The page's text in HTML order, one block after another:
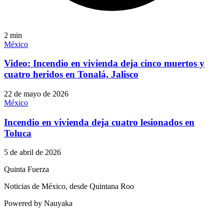
2 min
México
Video: Incendio en vivienda deja cinco muertos y
cuatro heridos en Tonalá, Jalisco
22 de mayo de 2026
México
Incendio en vivienda deja cuatro lesionados en
Toluca
5 de abril de 2026
Quinta Fuerza
Noticias de México, desde Quintana Roo
Powered by Nauyaka